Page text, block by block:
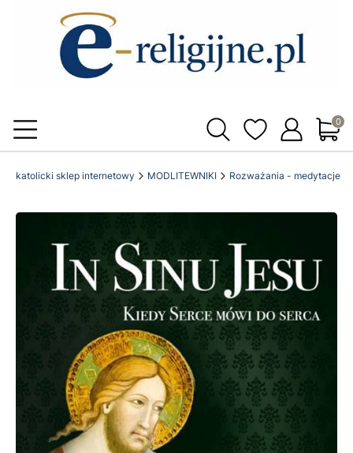
katolicki sklep internetowy MODLITEWNIKI Rozważania - medytacje